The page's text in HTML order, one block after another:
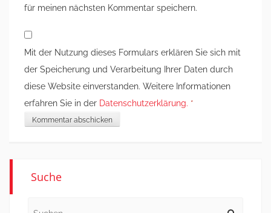
für meinen nächsten Kommentar speichern.
Mit der Nutzung dieses Formulars erklären Sie sich mit
der Speicherung und Verarbeitung Ihrer Daten durch
diese Website einverstanden. Weitere Informationen
erfahren Sie in der Datenschutzerklärung. *
Suche